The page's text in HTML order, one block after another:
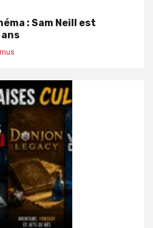
: Sam Neill est
ans